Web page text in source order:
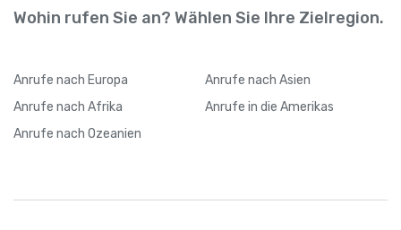
Wohin rufen Sie an? Wählen Sie Ihre Zielregion.
Anrufe nach Europa Anrufe nach Asien
Anrufe nach Afrika Anrufe in die Amerikas
Anrufe nach Ozeanien